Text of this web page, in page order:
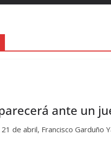
ante un
de abril, Francisco Garduño